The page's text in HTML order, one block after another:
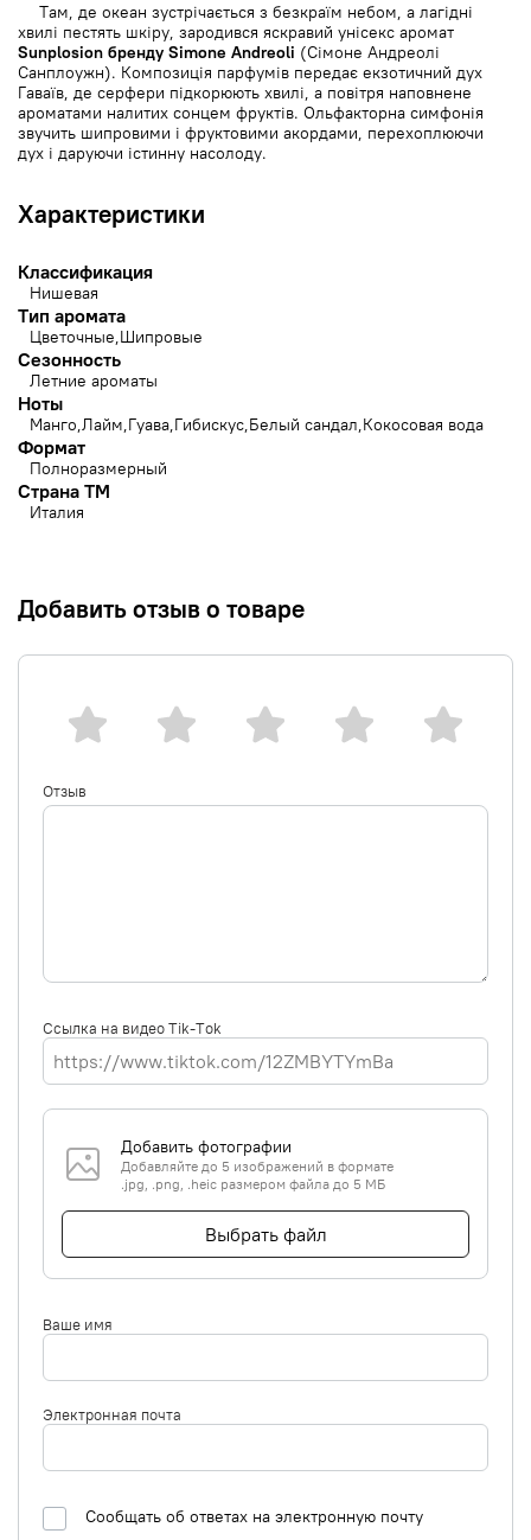
Там, де океан зустрічається з безкраїм небом, а лагідні
хвилі пестять шкіру, зародився яскравий унісекс аромат
Sunplosion бренду Simone Andreoli (Сімоне Андреолі
Санплоужн). Композиція парфумів передає екзотичний дух
Гаваїв, де серфери підкорюють хвилі, а повітря наповнене
ароматами налитих сонцем фруктів. Ольфакторна симфонія
звучить шипровими і фруктовими акордами, перехоплюючи
дух і даруючи істинну насолоду.
Характеристики
Классификация
Нишевая
Тип аромата
Цветочные Шипровые
Сезонность
Летние ароматы
Ноты
Манго Лайм Гуава Гибискус Белый сандал Кокосовая вода
Формат
Полноразмерный
Страна ТМ
Италия
Добавить отзыв о товаре
Отзыв
Ссылка на видео Tik-Tok
Добавить фотографии
Добавляйте до 5 изображений в формате
.jpg, .png, .heic размером файла до 5 МБ
Выбрать файл
Ваше имя
Электронная почта
Сообщать об ответах на электронную почту